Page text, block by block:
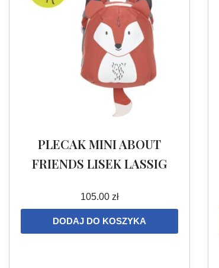
PLECAK MINI ABOUT
FRIENDS LISEK LASSIG
105.00 zł
DODAJ DO KOSZYKA